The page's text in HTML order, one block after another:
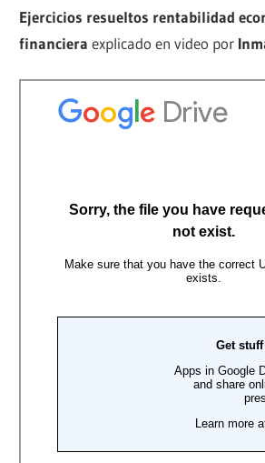
Ejercicios resueltos rentabilidad
financiera explicado en video por